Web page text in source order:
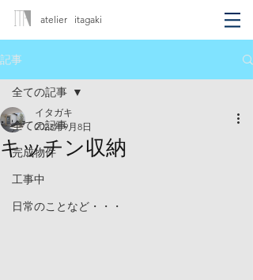
atelier itagaki
記事
全ての記事
完成物件
工事中
日常のことなど・・・
全ての記事
キッチン収納
イタガキ
2023年9月8日